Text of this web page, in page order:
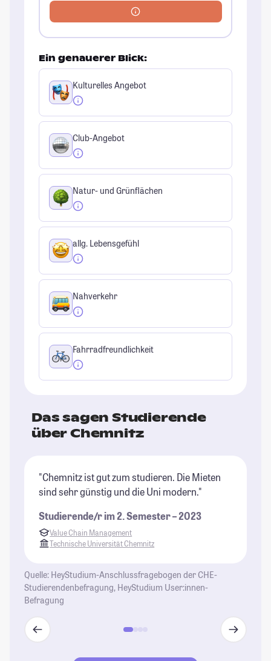
Ein genauerer Blick:
Kulturelles Angebot
Club-Angebot
Natur- und Grünflächen
allg. Lebensgefühl
Nahverkehr
Fahrradfreundlichkeit
Das sagen Studierende
über Chemnitz
"Chemnitz ist gut zum studieren. Die Mieten
sind sehr günstig und die Uni modern."
Studierende/r im 2. Semester – 2023
Value Chain Management
Technische Universität Chemnitz
Quelle: HeyStudium-Anschlussfragebogen der CHE-
Studierendenbefragung, HeyStudium User:innen-
Befragung